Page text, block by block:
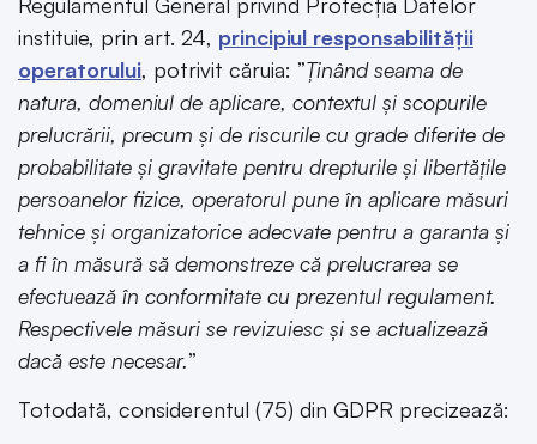
instituie, prin art. 24, principiul responsabilității
operatorului, potrivit căruia: ”Ținând seama de
natura, domeniul de aplicare, contextul şi scopurile
prelucrării, precum şi de riscurile cu grade diferite de
probabilitate şi gravitate pentru drepturile şi libertăţile
persoanelor fizice, operatorul pune în aplicare măsuri
tehnice şi organizatorice adecvate pentru a garanta şi
a fi în măsură să demonstreze că prelucrarea se
efectuează în conformitate cu prezentul regulament.
Respectivele măsuri se revizuiesc şi se actualizează
dacă este necesar.”
Totodată, considerentul (75) din GDPR precizează: